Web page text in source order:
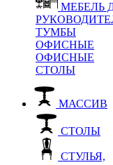
МЕБЕЛЬ
ТУМБЫ
ОФИСНЫЕ
ОФИСНЫЕ
СТОЛЫ
МАССИВ
СТОЛЫ
СТУЛЬЯ,